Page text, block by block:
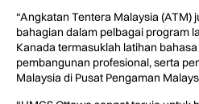
“Angkatan Tentera Malaysia (ATM)
bahagian dalam pelbagai program
Kanada termasuklah latihan
pembangunan profesional, serta
Malaysia di Pusat Pengaman